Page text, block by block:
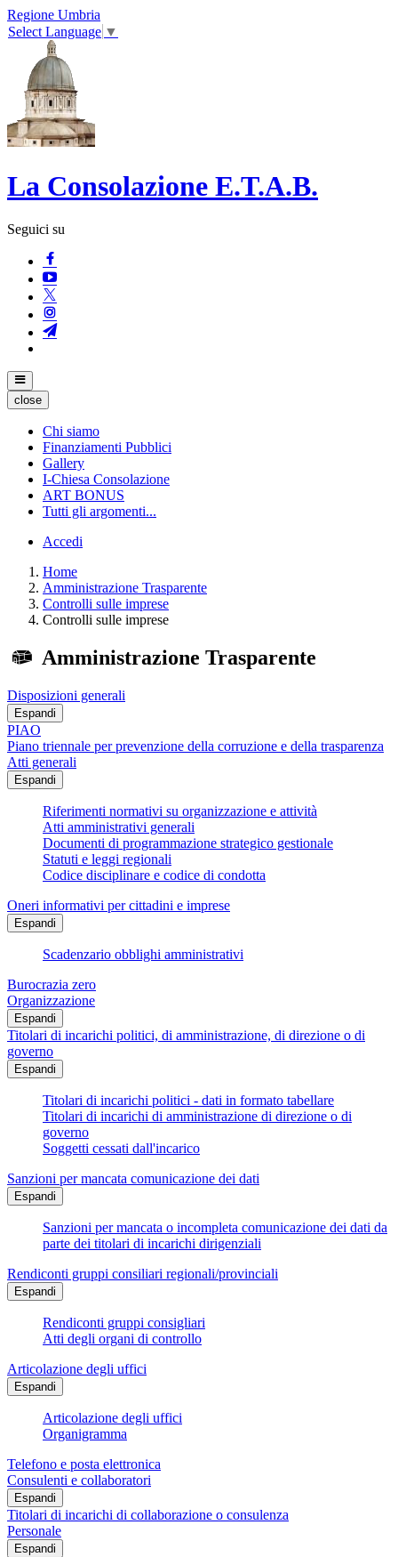
Regione Umbria
Select Language ▼
La Consolazione E.T.A.B.
Seguici su
close
Chi siamo
Finanziamenti Pubblici
Gallery
I-Chiesa Consolazione
ART BONUS
Tutti gli argomenti...
Accedi
Home
Amministrazione Trasparente
Controlli sulle imprese
Controlli sulle imprese
Amministrazione Trasparente
Disposizioni generali
Espandi
PIAO
Piano triennale per prevenzione della corruzione e della trasparenza
Atti generali
Espandi
Riferimenti normativi su organizzazione e attività
Atti amministrativi generali
Documenti di programmazione strategico gestionale
Statuti e leggi regionali
Codice disciplinare e codice di condotta
Oneri informativi per cittadini e imprese
Espandi
Scadenzario obblighi amministrativi
Burocrazia zero
Organizzazione
Espandi
Titolari di incarichi politici, di amministrazione, di direzione o di
governo
Espandi
Titolari di incarichi politici - dati in formato tabellare
Titolari di incarichi di amministrazione di direzione o di
governo
Soggetti cessati dall'incarico
Sanzioni per mancata comunicazione dei dati
Espandi
Sanzioni per mancata o incompleta comunicazione dei dati da
parte dei titolari di incarichi dirigenziali
Rendiconti gruppi consiliari regionali/provinciali
Espandi
Rendiconti gruppi consigliari
Atti degli organi di controllo
Articolazione degli uffici
Espandi
Articolazione degli uffici
Organigramma
Telefono e posta elettronica
Consulenti e collaboratori
Espandi
Titolari di incarichi di collaborazione o consulenza
Personale
Espandi